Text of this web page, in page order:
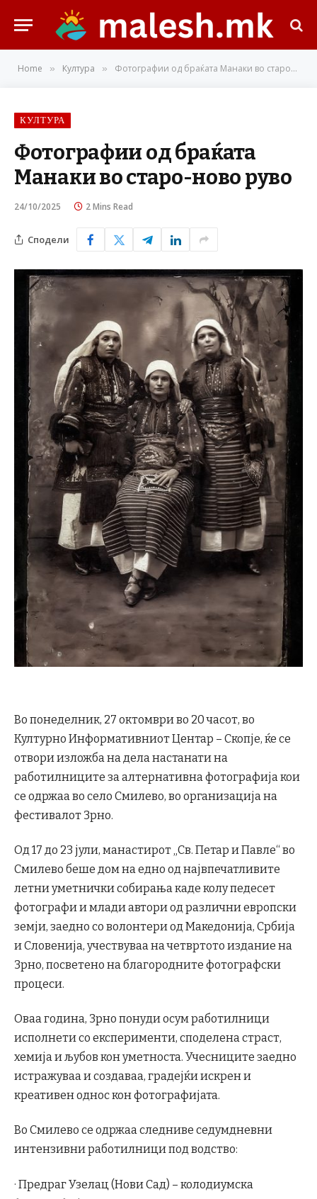
Home » Култура » Фотографии од браќата Манаки во старо-ново руво
КУЛТУРА
Фотографии од браќата
Манаки во старо-ново руво
24/10/2025 2 Mins Read
Сподели
Во понеделник, 27 октомври во 20 часот, во
Културно Информативниот Центар – Скопје, ќе се
отвори изложба на дела настанати на
работилниците за алтернативна фотографија кои
се одржаа во село Смилево, во организација на
фестивалот Зрно.
Од 17 до 23 јули, манастирот „Св. Петар и Павле“ во
Смилево беше дом на едно од највпечатливите
летни уметнички собирања каде колу педесет
фотографи и млади автори од различни европски
земји, заедно со волонтери од Македонија, Србија
и Словенија, учествуваа на четвртото издание на
Зрно, посветено на благородните фотографски
процеси.
Оваа година, Зрно понуди осум работилници
исполнети со експерименти, споделена страст,
хемија и љубов кон уметноста. Учесниците заедно
истражуваа и создаваа, градејќи искрен и
креативен однос кон фотографијата.
Во Смилево се одржаа следниве седумдневни
интензивни работилници под водство:
· Предраг Узелац (Нови Сад) – колодиумска